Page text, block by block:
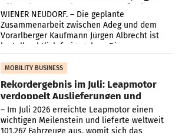
Albrecht setzt ab 1.1.2027 auf Adeg
WIENER NEUDORF. – Die geplante
Zusammenarbeit zwischen Adeg und dem
Vorarlberger Kaufmann Jürgen Albrecht ist
kartellrechtlich freigegeben: Die
Bundeswettbewerbsbehörde und der
Bundeskartellanwalt
MOBILITY BUSINESS
Rekordergebnis im Juli: Leapmotor
verdoppelt Auslieferungen und
überschreitet die 100.000er-Marke
– Im Juli 2026 erreichte Leapmotor einen
wichtigen Meilenstein und lieferte weltweit
101.267 Fahrzeuge aus, womit sich das